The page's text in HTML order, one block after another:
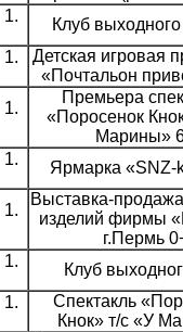
Клуб
Детская игровая
«Почтальон
Премьера
«Поросенок
Марины»
Ярмарка «SNZ-
Выставка-
изделий фирмы
г.Пермь
Клуб
Спектакль
Кнок» т/с «У